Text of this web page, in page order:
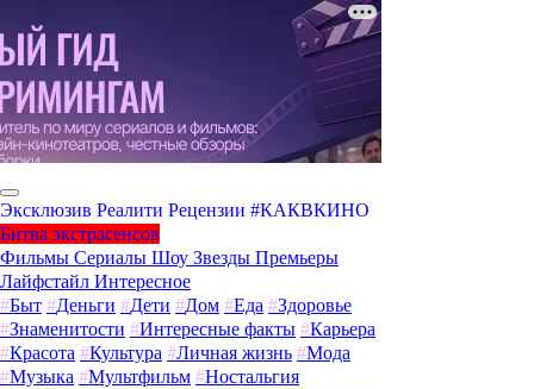
Эксклюзив Реалити Рецензии #КАКВКИНО
Битва экстрасенсов
Фильмы Сериалы Шоу Звезды Премьеры
Лайфстайл Интересное
#Быт #Деньги #Дети #Дом #Еда #Здоровье
#Знаменитости #Интересные факты #Карьера
#Красота #Культура #Личная жизнь #Мода
#Музыка #Мультфильм #Ностальгия